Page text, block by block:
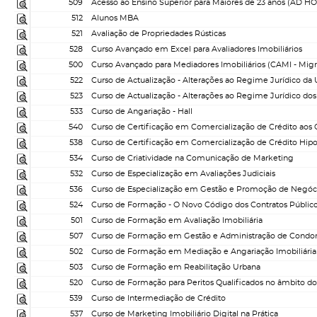
509
Acesso ao Ensino Superior para Maiores de 23 anos (AD
512
Alunos MBA
521
Avaliação de Propriedades Rústicas
528
Curso Avançado em Excel para Avaliadores Imobiliários
500
Curso Avançado para Mediadores Imobiliários (CAMI -
522
523
533
Curso de Angariação - Hall
540
538
534
Curso de Criatividade na Comunicação de Marketing
532
Curso de Especialização em Avaliações Judiciais
536
524
Curso de Formação - O Novo Código dos Contratos
501
Curso de Formação em Avaliação Imobiliária
507
502
Curso de Formação em Mediação e Angariação Imobiliária
503
Curso de Formação em Reabilitação Urbana
520
539
Curso de Intermediação de Crédito
537
Curso de Marketing Imobiliário Digital na Prática